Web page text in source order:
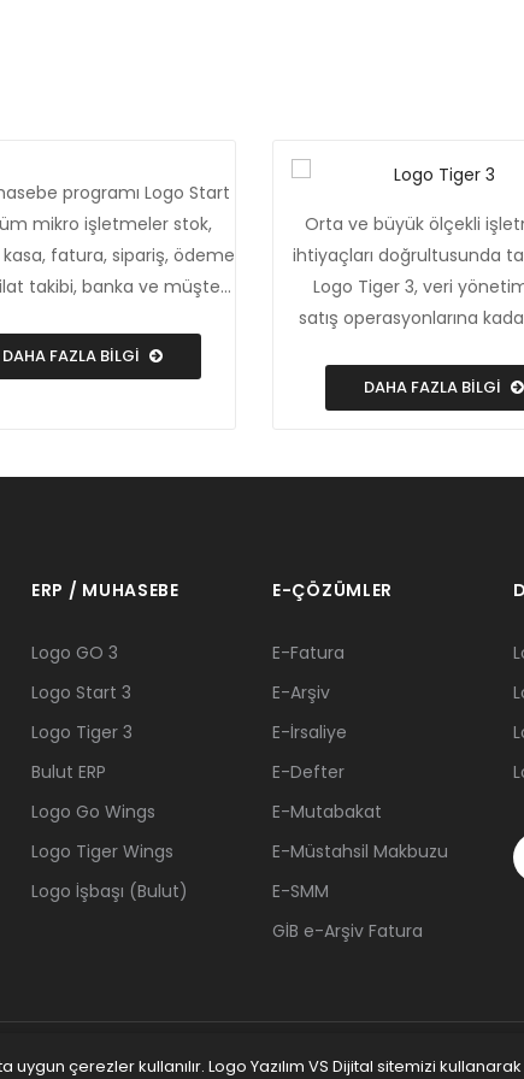
programı Logo Start
mikro işletmeler stok,
fatura, sipariş, ödeme
takibi, banka ve müşteri
yapabiliyor. Böylece
hesaplarından aylık
verimlilik artışı sağlanıyor.
DAHA FAZLA BİLGİ
Orta ve büyük ölçekli
ihtiyaçları doğrultusunda
Logo Tiger 3, veri
satış operasyonlarına
yöneterek zaman ve
tasarrufu sağlıyor.
DAHA FAZLA BİLGİ
ERP / MUHASEBE
Logo GO 3
Logo Start 3
Logo Tiger 3
Bulut ERP
Logo Go Wings
Logo Tiger Wings
Logo İşbaşı (Bulut)
E-ÇÖZÜMLER
E-Fatura
E-Arşiv
E-İrsaliye
E-Defter
E-Mutabakat
E-Müstahsil Makbuzu
E-SMM
GİB e-Arşiv Fatura
İş Ortağı
çerezler kullanılır. Logo Yazılım VS Dijital sitemizi